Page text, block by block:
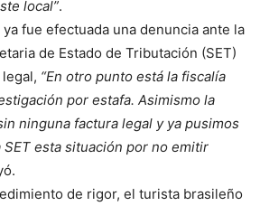
local”.
fue efectuada una denuncia ante la
de Estado de Tributación (SET)
“En otro punto está la fiscalía
por estafa. Asimismo la
ninguna factura legal y ya pusimos
esta situación por no emitir
de rigor, el turista brasileño